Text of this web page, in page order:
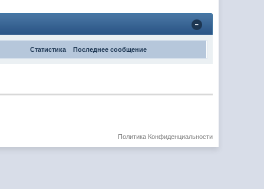
Статистика Последнее сообщение
Политика Конфиденциальности